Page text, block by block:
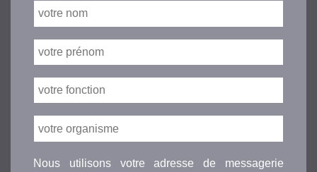
Nous utilisons votre adresse de messagerie